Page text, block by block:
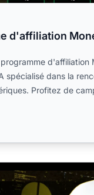
d'affiliation
d'affiliation
spécialisé dans la
Profitez de
Lemontree